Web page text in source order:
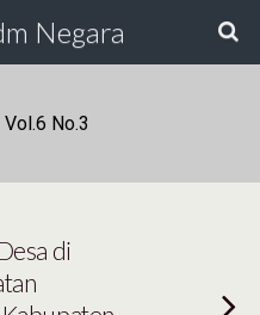
Negara
Vol.6 No.3
di